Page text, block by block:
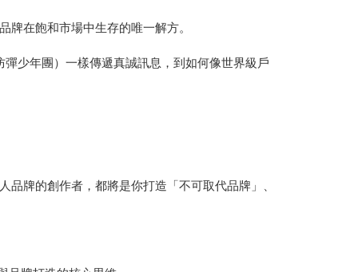
在飽和市場中生存的唯一解方。
少年團）一樣傳遞真誠訊息，到如何像世界級戶
牌的創作者，都將是你打造「不可取代品牌」、